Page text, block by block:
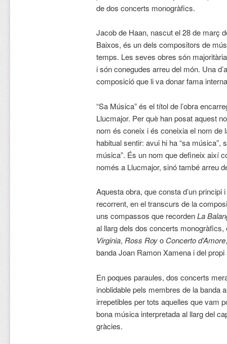
de dos concerts monogràfics.
Jacob de Haan, nascut el 28 de març
Baixos, és un dels compositors de
temps. Les seves obres són
i són conegudes arreu del món. Una
composició que li va donar fama
“Sa Música” és el títol de l’obra
Llucmajor. Per què han posat aquest
nom és coneix i és coneixia el nom de
habitual sentir: avui hi ha “sa música”,
música”. És un nom que defineix així
només a Llucmajor, sinó també arreu
Aquesta obra, que consta d’un
recorrent, en el transcurs de la
uns compassos que recordenLa
al llarg dels dos concerts monogràfics,
Virginia, Ross Royo Concerto d’Amore
banda Joan Ramon Xamena i del
En poques paraules, dos concerts
inoblidable pels membres de la banda
irrepetibles per tots aquelles que vam
bona música interpretada al llarg del
gràcies.